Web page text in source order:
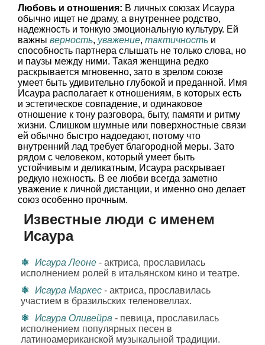
Любовь и отношения: В личных союзах Исаура
обычно ищет не драму, а внутреннее родство,
надежность и тонкую эмоциональную культуру. Ей
важны верность, уважение, тактичность и
способность партнера слышать не только слова, но
и паузы между ними. Такая женщина редко
раскрывается мгновенно, зато в зрелом союзе
умеет быть удивительно глубокой и преданной. Имя
Исаура располагает к отношениям, в которых есть
и эстетическое совпадение, и одинаковое
отношение к тону разговора, быту, памяти и ритму
жизни. Слишком шумные или поверхностные связи
ей обычно быстро надоедают, потому что
внутренний лад требует благородной меры. Зато
рядом с человеком, который умеет быть
устойчивым и деликатным, Исаура раскрывает
редкую нежность. В ее любви всегда заметно
уважение к личной дистанции, и именно оно делает
союз особенно прочным.
Известные люди с именем
Исаура
Исаура Леоне - актриса, прославилась
исполнением ролей в итальянском кино и театре.
Исаура Маркес - актриса, прославилась
участием в бразильских теленовеллах.
Исаура Оливейра - певица, прославилась
исполнением популярных песен в
латиноамериканской музыкальной традиции.